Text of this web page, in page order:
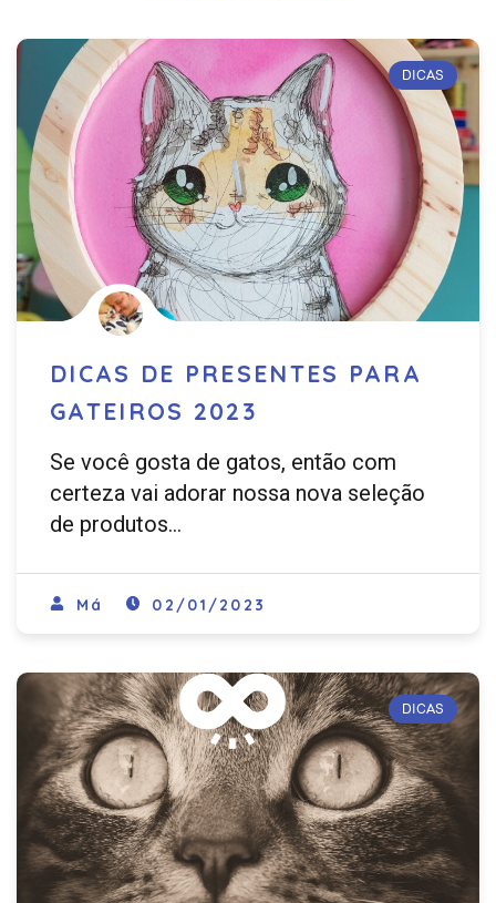
DICAS
DICAS DE PRESENTES PARA
GATEIROS 2023
Se você gosta de gatos, então com
certeza vai adorar nossa nova seleção
de produtos…
Má 02/01/2023
DICAS